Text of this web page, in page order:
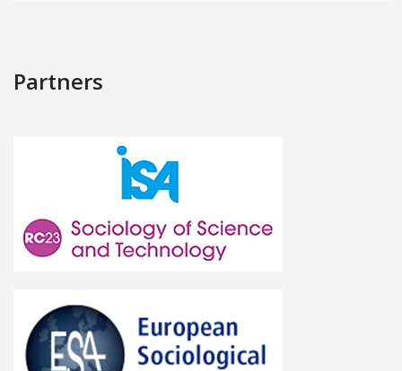
Partners